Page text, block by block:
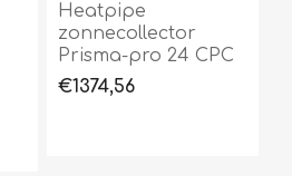
Heatpipe
zonnecollector
Prisma-pro 24 CPC
€1374,56